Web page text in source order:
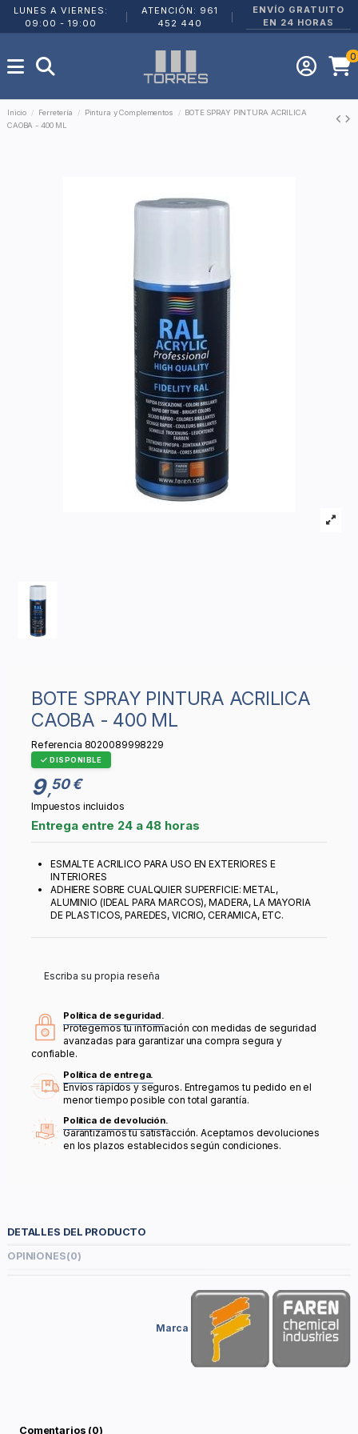
LUNES A VIERNES:
09:00 - 19:00
ATENCIÓN: 961
452 440
ENVÍO GRATUITO
EN 24 HORAS
0
Inicio Ferretería Pintura y Complementos
BOTE SPRAY PINTURA ACRILICA
CAOBA - 400 ML
BOTE SPRAY PINTURA ACRILICA
CAOBA - 400 ML
Referencia 8020089998229
DISPONIBLE
9,50 €
Impuestos incluidos
Entrega entre 24 a 48 horas
ESMALTE ACRILICO PARA USO EN EXTERIORES E
INTERIORES
ADHIERE SOBRE CUALQUIER SUPERFICIE: METAL,
ALUMINIO (IDEAL PARA MARCOS), MADERA, LA MAYORIA
DE PLASTICOS, PAREDES, VICRIO, CERAMICA, ETC.
Escriba su propia reseña
Política de seguridad.
Protegemos tu información con medidas de seguridad
avanzadas para garantizar una compra segura y
confiable.
Política de entrega.
Envíos rápidos y seguros. Entregamos tu pedido en el
menor tiempo posible con total garantía.
Política de devolución.
Garantizamos tu satisfacción. Aceptamos devoluciones
en los plazos establecidos según condiciones.
DETALLES DEL PRODUCTO
OPINIONES(0)
Marca
Comentarios (0)